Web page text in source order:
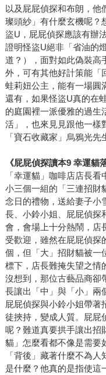
以及屁屁偵探和布朗，他
璨頭紗」有什麼玄機呢？
盜U，屁屁偵探應該有辦
證明怪盜U絕非「省油的
道？），面對如此偽裝高
外，可有其他好計策能
蛙莉妞公主，能有一場圓
還有，如果怪盜U真的在
的庭園裡一派優雅的過
活」，也來見見跟他一
「寶石收藏家」烏鴉光先
《屁屁偵探讀本9 幸運貓
「幸運貓」咖啡店店長
小三個一組的「三連招財
念日的禮物，送給妻子小
長、小鈴小姐、屁屁偵探
會，會場上十分熱鬧，店
受歡迎，雖然在屁屁偵探
個，但「大」招財貓被一
標下，店長難掩失望之情
沒想到，那位古藝品商卻
長讓出「中」與「小」兩
屁屁偵探與小鈴小姐帶著
徒挾持，變成人質。屁屁
呢？難道真要拱手讓出招
貓」怎麼看都不像是需要
「背後」藏著什麼不為
是什麼？他真的是指使這